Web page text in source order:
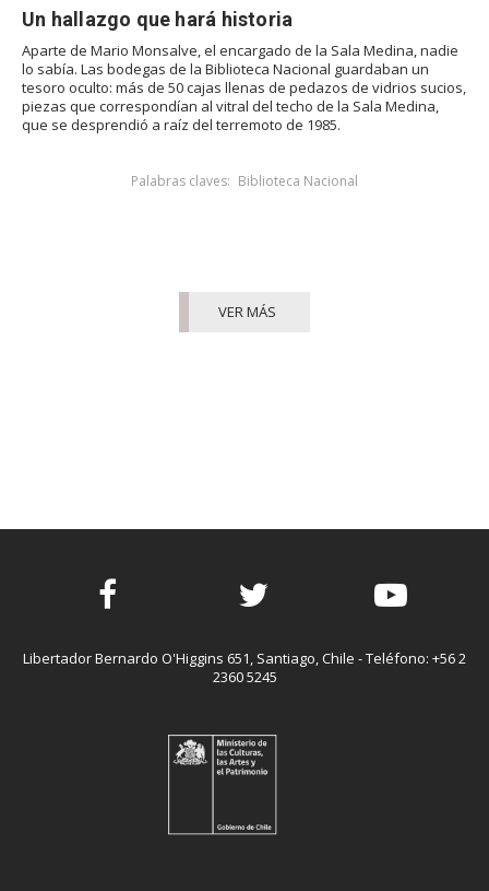
Un hallazgo que hará historia
Aparte de Mario Monsalve, el encargado de la Sala Medina, nadie
lo sabía. Las bodegas de la Biblioteca Nacional guardaban un
tesoro oculto: más de 50 cajas llenas de pedazos de vidrios sucios,
piezas que correspondían al vitral del techo de la Sala Medina,
que se desprendió a raíz del terremoto de 1985.
Palabras claves: Biblioteca Nacional
VER MÁS
Libertador Bernardo O'Higgins 651, Santiago, Chile - Teléfono: +56 2
2360 5245